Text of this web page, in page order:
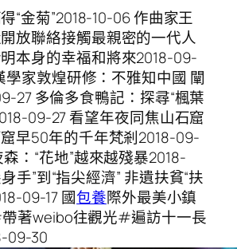
“金菊”2018-10-06 作曲家王
放聯絡接觸最親密的一代人
本身的幸福和將來2018-09-
學家敦煌研修：不雅知中國 闡
27 多倫多食鴨記：探尋“楓葉
09-27 看望年夜同焦山石窟
早50年的千年梵剎2018-09-
：“花地”越來越殘暴2018-
手”到“指尖經濟” 非遺扶貧“扶
09-17 國包養際外最美小鎮
著weibo往觀光#遍訪十一長
09-30